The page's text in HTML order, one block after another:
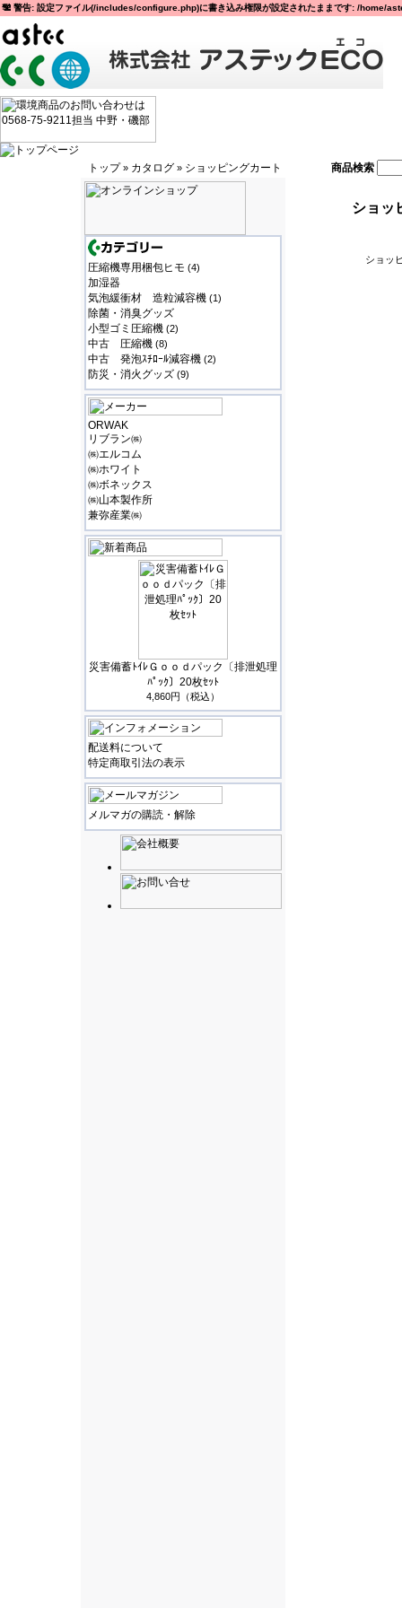
警告: 設定ファイル(/includes/configure.php)に書き込み権限が設定されたままです: /
トップ» カタログ » ショッピングカート 商品検索
圧縮機専用梱包ヒモ (4)
加湿器
気泡緩衝材 造粒減容機 (1)
除菌・消臭グッズ
小型ゴミ圧縮機 (2)
中古 圧縮機 (8)
中古 発泡ｽﾁﾛｰﾙ減容機 (2)
防災・消火グッズ (9)
ORWAK
リブラン㈱
㈱エルコム
㈱ホワイト
㈱ボネックス
㈱山本製作所
兼弥産業㈱
災害備蓄ﾄｲﾚＧｏｏｄパック〔排泄処理
ﾊﾟｯｸ〕20枚ｾｯﾄ
4,860円（税込）
配送料について
特定商取引法の表示
メルマガの購読・解除
ショッ
ショッ